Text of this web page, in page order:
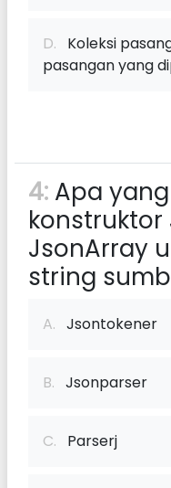
D. Koleksi
pasangan yang
4: Apa
JsonArray
string
A. Jsontokener
B. Jsonparser
C. Parserj